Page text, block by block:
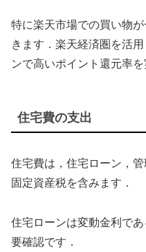
特に楽天市場での買い物
きます．楽天経済圏を活
ンで高いポイント還元率
住宅費の支出
住宅費は，住宅ローン，
固定資産税を含みます．
住宅ローンは変動金利で
要確認です．